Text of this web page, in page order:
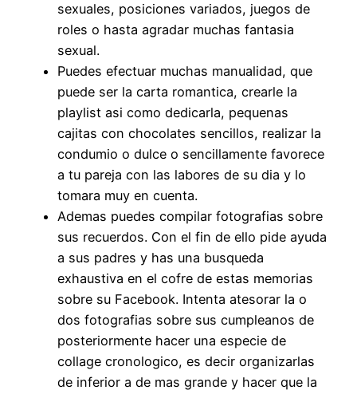
sexuales, posiciones variados, juegos de
roles o hasta agradar muchas fantasia
sexual.
Puedes efectuar muchas manualidad, que
puede ser la carta romantica, crearle la
playlist asi­ como dedicarla, pequenas
cajitas con chocolates sencillos, realizar la
condumio o dulce o sencillamente favorece
a tu pareja con las labores de su dia y lo
tomara muy en cuenta.
Ademas puedes compilar fotografias sobre
sus recuerdos. Con el fin de ello pide ayuda
a sus padres y has una busqueda
exhaustiva en el cofre de estas memorias
sobre su Facebook. Intenta atesorar la o
dos fotografias sobre sus cumpleanos de
posteriormente hacer una especie de
collage cronologico, es decir organizarlas
de inferior a de mas grande y hacer que la